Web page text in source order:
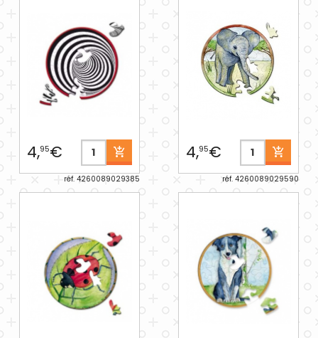
4,95€
réf. 4260089029385
4,95€
réf. 4260089029590